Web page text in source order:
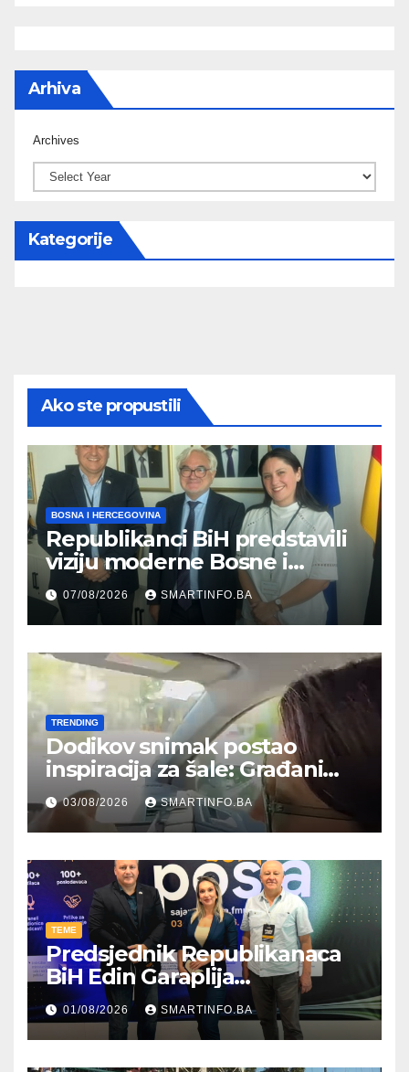
Arhiva
Archives
Kategorije
Ako ste propustili
BOSNA I HERCEGOVINA
Republikanci BiH predstavili
viziju moderne Bosne i
Hercegovine ambasadoru
Njemačke
07/08/2026 SMARTINFO.BA
TRENDING
Dodikov snimak postao
inspiracija za šale: Građani
kroz parodiju poslali poruku
03/08/2026 SMARTINFO.BA
TEME
Predsjednik Republikanaca
BiH Edin Garaplija
prisustvovao prezentaciji
Federalnog sajma
zapošljavanja
01/08/2026 SMARTINFO.BA